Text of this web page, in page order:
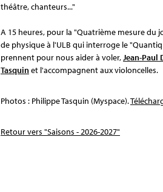
théâtre, chanteurs..."
A 15 heures, pour la "Quatrième mesure du
de physique à l'ULB qui interroge le
prennent pour nous aider à voler,Jean-Paul
Tasquinet l'accompagnent aux violoncelles.
Photos : Philippe Tasquin (Myspace).
Retour vers "Saisons - 2026-2027"